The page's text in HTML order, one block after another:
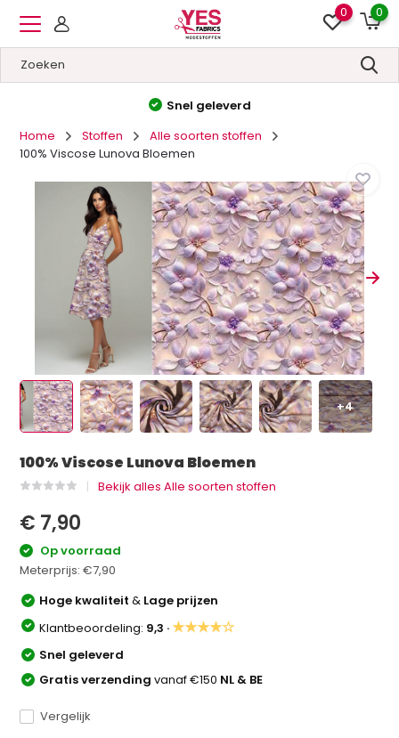
0 0
Hoge kwaliteit&Lage prijzen
Home
Stoffen
Alle soorten stoffen
100% Viscose Lunova Bloemen
+4
100% Viscose Lunova Bloemen
Bekijk alles Alle soorten stoffen
€ 7,90
Op voorraad
Meterprijs:€7,90
Hoge kwaliteit& Lage prijzen
Klantbeoordeling: 9,3 ·★★★★☆
Snel geleverd
Gratis verzendingvanaf €150 NL & BE
Vergelijk